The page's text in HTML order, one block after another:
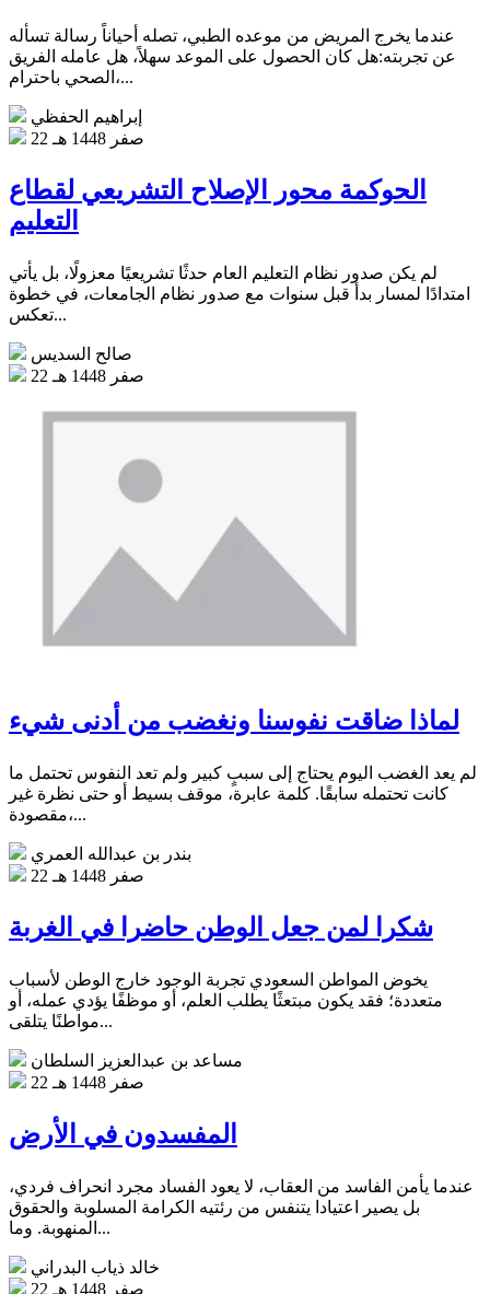
عندما يخرج المريض من موعده الطبي، تصله أحياناً رسالة تسأله
عن تجربته:هل كان الحصول على الموعد سهلاً، هل عامله الفريق
الصحي باحترام،...
إبراهيم الحفظي
22 صفر 1448 هـ
الحوكمة محور الإصلاح التشريعي لقطاع
التعليم
لم يكن صدور نظام التعليم العام حدثًا تشريعيًا معزولًا، بل يأتي
امتدادًا لمسار بدأ قبل سنوات مع صدور نظام الجامعات، في خطوة
تعكس...
صالح السديس
22 صفر 1448 هـ
لماذا ضاقت نفوسنا ونغضب من أدنى شيء
لم يعد الغضب اليوم يحتاج إلى سببٍ كبير ولم تعد النفوس تحتمل ما
كانت تحتمله سابقًا. كلمة عابرة، موقف بسيط أو حتى نظرة غير
مقصودة،...
بندر بن عبدالله العمري
22 صفر 1448 هـ
شكرا لمن جعل الوطن حاضرا في الغربة
يخوض المواطن السعودي تجربة الوجود خارج الوطن لأسباب
متعددة؛ فقد يكون مبتعثًا يطلب العلم، أو موظفًا يؤدي عمله، أو
مواطنًا يتلقى...
مساعد بن عبدالعزيز السلطان
22 صفر 1448 هـ
المفسدون في الأرض
عندما يأمن الفاسد من العقاب، لا يعود الفساد مجرد انحراف فردي،
بل يصير اعتيادا يتنفس من رئتيه الكرامة المسلوبة والحقوق
المنهوبة. وما...
خالد ذياب البدراني
22 صفر 1448 هـ